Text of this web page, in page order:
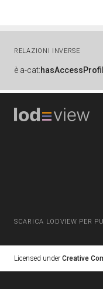
RELAZIONI INVERSE
è a-cat:
SCARICA LODVIEW PER
Licensed under Creative